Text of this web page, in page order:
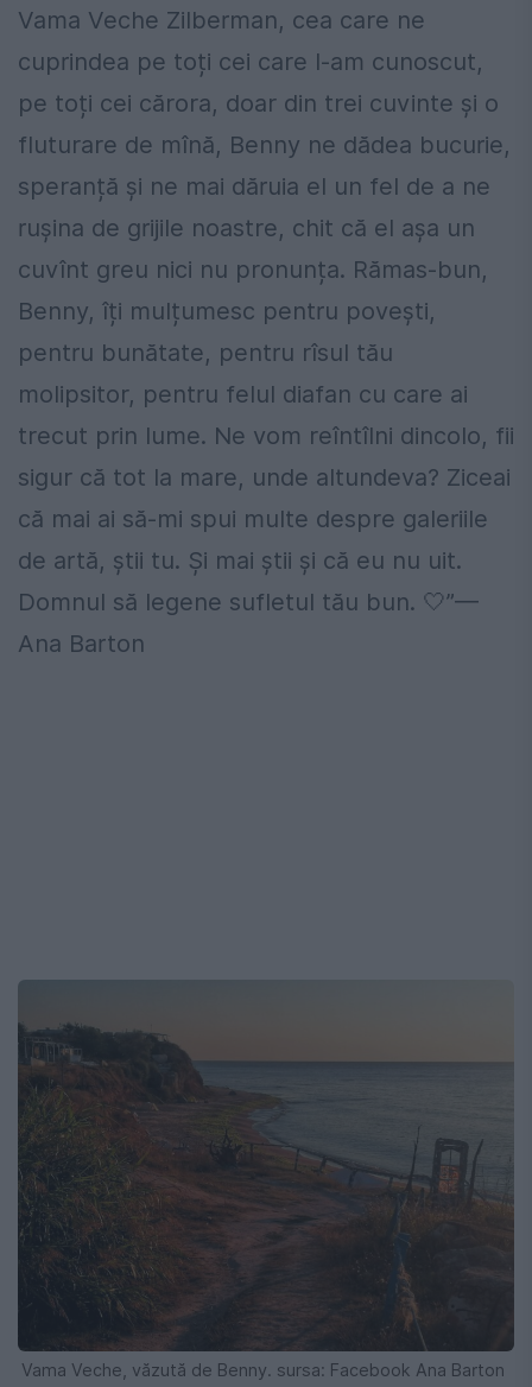
Vama Veche Zilberman, cea care ne
cuprindea pe toți cei care l-am cunoscut,
pe toți cei cărora, doar din trei cuvinte și o
fluturare de mînă, Benny ne dădea bucurie,
speranță și ne mai dăruia el un fel de a ne
rușina de grijile noastre, chit că el așa un
cuvînt greu nici nu pronunța. Rămas-bun,
Benny, îți mulțumesc pentru povești,
pentru bunătate, pentru rîsul tău
molipsitor, pentru felul diafan cu care ai
trecut prin lume. Ne vom reîntîlni dincolo, fii
sigur că tot la mare, unde altundeva? Ziceai
că mai ai să-mi spui multe despre galeriile
de artă, știi tu. Și mai știi și că eu nu uit.
Domnul să legene sufletul tău bun. 🤍”—
Ana Barton
Vama Veche, văzută de Benny. sursa: Facebook Ana Barton